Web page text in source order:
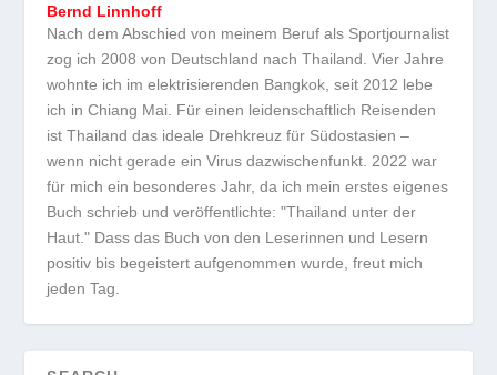
Bernd Linnhoff
Nach dem Abschied von meinem Beruf als Sportjournalist
zog ich 2008 von Deutschland nach Thailand. Vier Jahre
wohnte ich im elektrisierenden Bangkok, seit 2012 lebe
ich in Chiang Mai. Für einen leidenschaftlich Reisenden
ist Thailand das ideale Drehkreuz für Südostasien –
wenn nicht gerade ein Virus dazwischenfunkt. 2022 war
für mich ein besonderes Jahr, da ich mein erstes eigenes
Buch schrieb und veröffentlichte: "Thailand unter der
Haut." Dass das Buch von den Leserinnen und Lesern
positiv bis begeistert aufgenommen wurde, freut mich
jeden Tag.